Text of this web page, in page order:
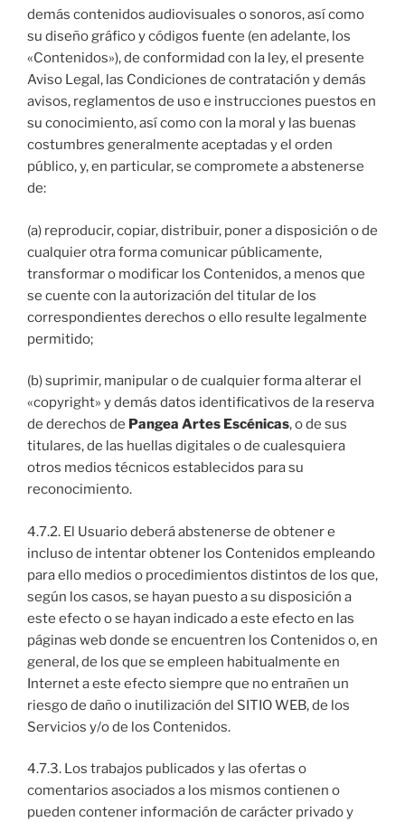
demás contenidos audiovisuales o sonoros, así como
su diseño gráfico y códigos fuente (en adelante, los
«Contenidos»), de conformidad con la ley, el presente
Aviso Legal, las Condiciones de contratación y demás
avisos, reglamentos de uso e instrucciones puestos en
su conocimiento, así como con la moral y las buenas
costumbres generalmente aceptadas y el orden
público, y, en particular, se compromete a abstenerse
de:
(a) reproducir, copiar, distribuir, poner a disposición o de
cualquier otra forma comunicar públicamente,
transformar o modificar los Contenidos, a menos que
se cuente con la autorización del titular de los
correspondientes derechos o ello resulte legalmente
permitido;
(b) suprimir, manipular o de cualquier forma alterar el
«copyright» y demás datos identificativos de la reserva
de derechos de Pangea Artes Escénicas, o de sus
titulares, de las huellas digitales o de cualesquiera
otros medios técnicos establecidos para su
reconocimiento.
4.7.2. El Usuario deberá abstenerse de obtener e
incluso de intentar obtener los Contenidos empleando
para ello medios o procedimientos distintos de los que,
según los casos, se hayan puesto a su disposición a
este efecto o se hayan indicado a este efecto en las
páginas web donde se encuentren los Contenidos o, en
general, de los que se empleen habitualmente en
Internet a este efecto siempre que no entrañen un
riesgo de daño o inutilización del SITIO WEB, de los
Servicios y/o de los Contenidos.
4.7.3. Los trabajos publicados y las ofertas o
comentarios asociados a los mismos contienen o
pueden contener información de carácter privado y